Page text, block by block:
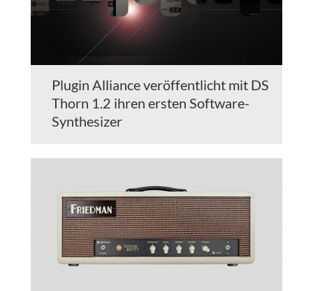
Plugin Alliance veröffentlicht mit DS
Thorn 1.2 ihren ersten Software-
Synthesizer